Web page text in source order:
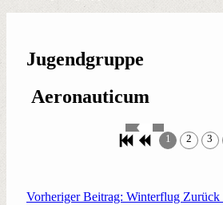
Jugendgruppe
Aeronauticum
1 2 3
Vorheriger Beitrag: Winterflug Zurück